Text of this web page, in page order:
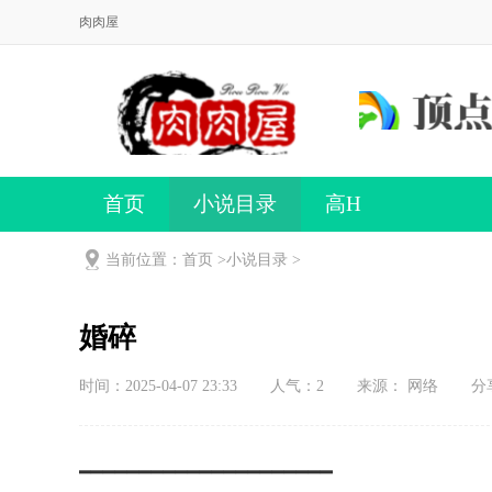
肉肉屋
首页 小说目录 高H
当前位置：首页 >小说目录 >
婚碎
时间：2025-04-07 23:33 人气： 2 来源： 网络 分
━━━━━━━━━━━━━━━━━━━━━